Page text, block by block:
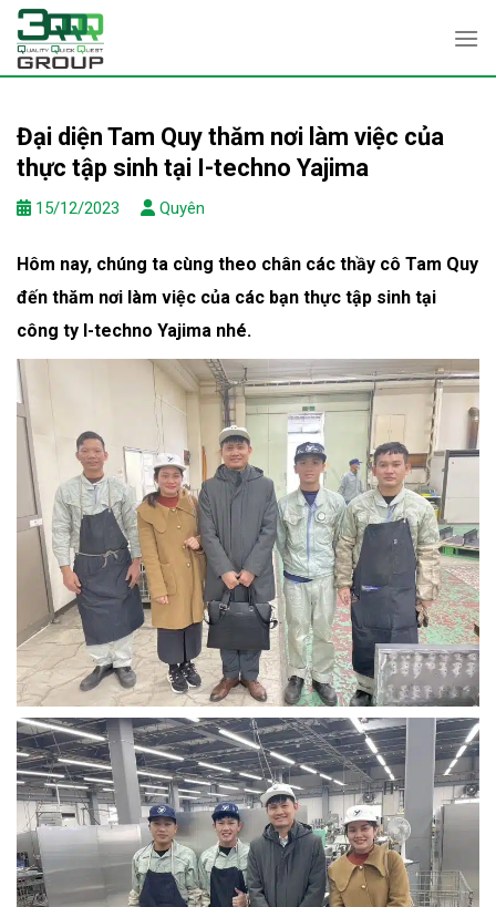
Skip
content
Đại diện Tam Quy thăm nơi làm việc của
thực tập sinh tại I-techno Yajima
15/12/2023 Quyên
Hôm nay, chúng ta cùng theo chân các thầy cô Tam Quy
đến thăm nơi làm việc của các bạn thực tập sinh tại
công ty I-techno Yajima nhé.